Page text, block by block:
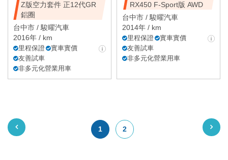
Z版空力套件 正12代GR
鋁圈
台中市 /駿曜汽車
2016年 / km
里程保證
實車實價
友善試車
非多元化營業用車
RX450 F-Sport版 AWD
台中市 /駿曜汽車
2014年 / km
里程保證
實車實價
友善試車
非多元化營業用車
1 2